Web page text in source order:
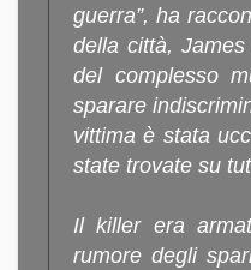
guerra”, ha
della città,
del complesso
sparare
vittima è stata
state trovate su
Il killer era
rumore degli